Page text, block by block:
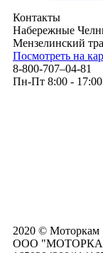
Контакты
Набережные
Мензелинский
Посмотреть на
8-800-707–04-81
Пн-Пт 8:00 - 17:00
2020 © Моторкам
OOO